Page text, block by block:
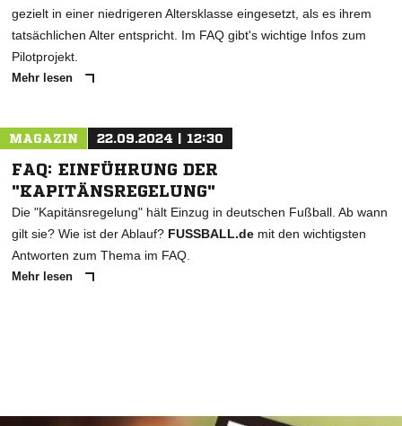
gezielt in einer niedrigeren Altersklasse eingesetzt, als es ihrem
tatsächlichen Alter entspricht. Im FAQ gibt's wichtige Infos zum
Pilotprojekt.
Mehr lesen
MAGAZIN 22.09.2024 | 12:30
FAQ: EINFÜHRUNG DER
"KAPITÄNSREGELUNG"
Die "Kapitänsregelung" hält Einzug in deutschen Fußball. Ab wann
gilt sie? Wie ist der Ablauf? FUSSBALL.de mit den wichtigsten
Antworten zum Thema im FAQ.
Mehr lesen